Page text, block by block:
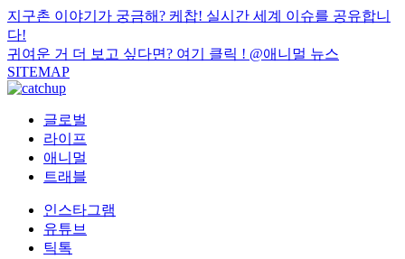
지구촌 이야기가 궁금해? 케찹! 실시간 세계 이슈를 공유합니
다!
귀여운 거 더 보고 싶다면? 여기 클릭 ! @애니멀 뉴스
SITEMAP
글로벌
라이프
애니멀
트래블
인스타그램
유튜브
틱톡